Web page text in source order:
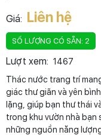
Giá: Liên hệ
SỐ LƯỢNG CÓ SẴN: 2
Lượt xem: 1467
Thác nước trang trí
giác thư giãn và yên
lặng, giúp bạn thư thái
trong khu vườn nhà bạn
những nguồn năng lượng